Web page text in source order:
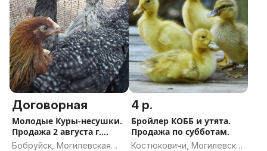
Договорная
Молодые Куры-несушки.
Продажа 2 августа г.
Бобруйск.
Бобруйск, Могилевская
4 р.
Бройлер КОББ и утята.
Продажа по субботам.
Костюковичи, Могилевская